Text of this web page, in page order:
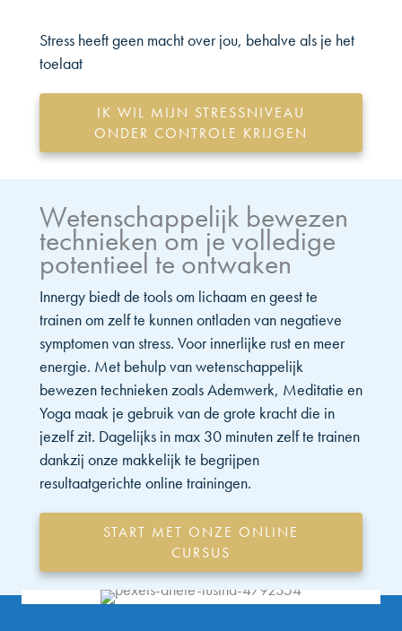
Stress heeft geen macht over jou, behalve als je het
toelaat
IK WIL MIJN STRESSNIVEAU
ONDER CONTROLE KRIJGEN
Wetenschappelijk bewezen
technieken om je volledige
potentieel te ontwaken
Innergy biedt de tools om lichaam en geest te
trainen om zelf te kunnen ontladen van negatieve
symptomen van stress. Voor innerlijke rust en meer
energie. Met behulp van wetenschappelijk
bewezen technieken zoals Ademwerk, Meditatie en
Yoga maak je gebruik van de grote kracht die in
jezelf zit. Dagelijks in max 30 minuten zelf te trainen
dankzij onze makkelijk te begrijpen
resultaatgerichte online trainingen.
START MET ONZE ONLINE
CURSUS